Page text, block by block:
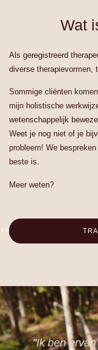
Wat
Als geregistreerd
diverse therapievormen,
Sommige cliënten
mijn holistische
wetenschappelijk
Weet je nog niet of je
probleem! We
beste is.
Meer weten?
"Ik ben